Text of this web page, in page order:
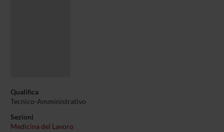
Qualifica
Tecnico-Amministrativo
Sezioni
Medicina del Lavoro